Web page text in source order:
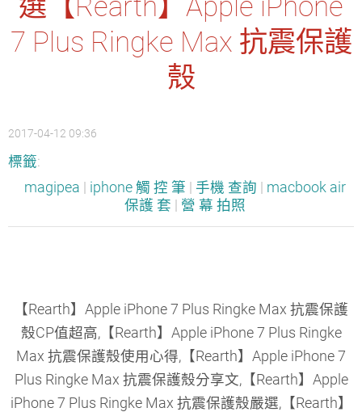
7 Plus Ringke Max 抗震保護
殼
2017-04-12 09:36
標籤:
magipea
iphone 觸 控 筆 手機 查詢
macbook air
保護 套
營 幕 拍照
【Rearth】Apple iPhone 7 Plus Ringke Max 抗震保護
殼CP值超高,【Rearth】Apple iPhone 7 Plus Ringke
Max 抗震保護殼使用心得,【Rearth】Apple iPhone 7
Plus Ringke Max 抗震保護殼分享文,【Rearth】Apple
iPhone 7 Plus Ringke Max 抗震保護殼嚴選,【Rearth】